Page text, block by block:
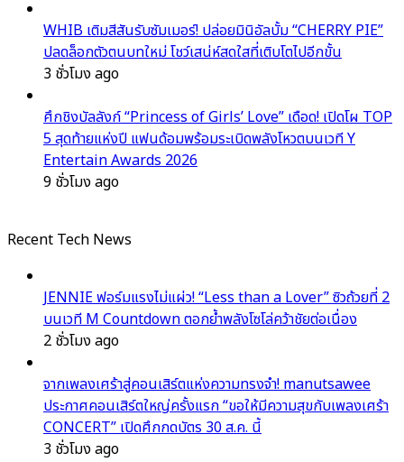
WHIB เติมสีสันรับซัมเมอร์! ปล่อยมินิอัลบั้ม “CHERRY PIE”
ปลดล็อกตัวตนบทใหม่ โชว์เสน่ห์สดใสที่เติบโตไปอีกขั้น
3 ชั่วโมง ago
ศึกชิงบัลลังก์ “Princess of Girls’ Love” เดือด! เปิดโผ TOP
5 สุดท้ายแห่งปี แฟนด้อมพร้อมระเบิดพลังโหวตบนเวที Y
Entertain Awards 2026
9 ชั่วโมง ago
Recent Tech News
JENNIE ฟอร์มแรงไม่แผ่ว! “Less than a Lover” ซิวถ้วยที่ 2
บนเวที M Countdown ตอกย้ำพลังโซโล่คว้าชัยต่อเนื่อง
2 ชั่วโมง ago
จากเพลงเศร้าสู่คอนเสิร์ตแห่งความทรงจำ! manutsawee
ประกาศคอนเสิร์ตใหญ่ครั้งแรก “ขอให้มีความสุขกับเพลงเศร้า
CONCERT” เปิดศึกกดบัตร 30 ส.ค. นี้
3 ชั่วโมง ago